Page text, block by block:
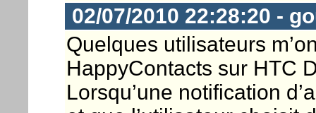
02/07/2010 22:28:20 -
Quelques utilisateurs
HappyContacts sur HTC
Lorsqu’une notification